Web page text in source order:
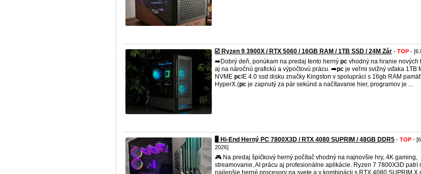
☑️ Ryzen 9 3900X / RTX 5060 / 16GB RAM / 1TB SSD / 24M Zár - TOP -
➡️Dobrý deň, ponúkam na predaj tento herný pc vhodný na hranie nových
aj na náročnú grafickú a výpočtovú prácu. ➡️pc je veľmi svižný vďaka 1TB
NVME pc IE 4.0 ssd disku značky Kingston v spolupráci s 16gb RAM
HyperX.(pc je zapnutý za pár sekúnd a načítavanie hier, programov je ...
🖥️ Hi-End Herný PC 7800X3D / RTX 4080 SUPRIM / 48GB DDR5 - TOP -
2026]
🎮 Na predaj špičkový herný počítač vhodný na najnovšie hry, 4K gaming,
streamovanie, AI prácu aj profesionálne aplikácie. Ryzen 7 7800X3D patrí
najlepšie herné procesory na svete a v kombinácii s RTX 4080 SUPRIM X